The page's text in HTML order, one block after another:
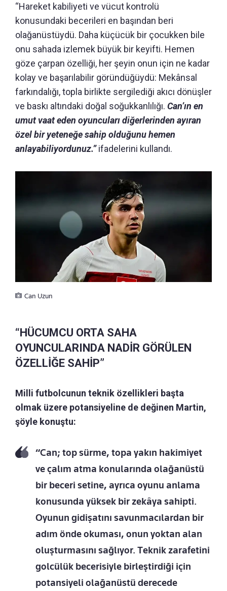
“Hareket kabiliyeti ve vücut kontrolü
konusundaki becerileri en başından beri
olağanüstüydü. Daha küçücük bir çocukken bile
onu sahada izlemek büyük bir keyifti. Hemen
göze çarpan özelliği, her şeyin onun için ne kadar
kolay ve başarılabilir göründüğüydü: Mekânsal
farkındalığı, topla birlikte sergilediği akıcı dönüşler
ve baskı altındaki doğal soğukkanlılığı. Can’ın en
umut vaat eden oyuncuları diğerlerinden ayıran
özel bir yeteneğe sahip olduğunu hemen
anlayabiliyordunuz.”ifadelerini kullandı.
Can Uzun
“HÜCUMCU ORTA SAHA
OYUNCULARINDA NADİR GÖRÜLEN
ÖZELLİĞE SAHİP”
Milli futbolcunun teknik özellikleri başta
olmak üzere potansiyeline de değinen Martin,
şöyle konuştu:
“Can; top sürme, topa yakın hakimiyet
ve çalım atma konularında olağanüstü
bir beceri setine, ayrıca oyunu anlama
konusunda yüksek bir zekâya sahipti.
Oyunun gidişatını savunmacılardan bir
adım önde okuması, onun yoktan alan
oluşturmasını sağlıyor. Teknik zarafetini
golcülük becerisiyle birleştirdiği için
potansiyeli olağanüstü derecede